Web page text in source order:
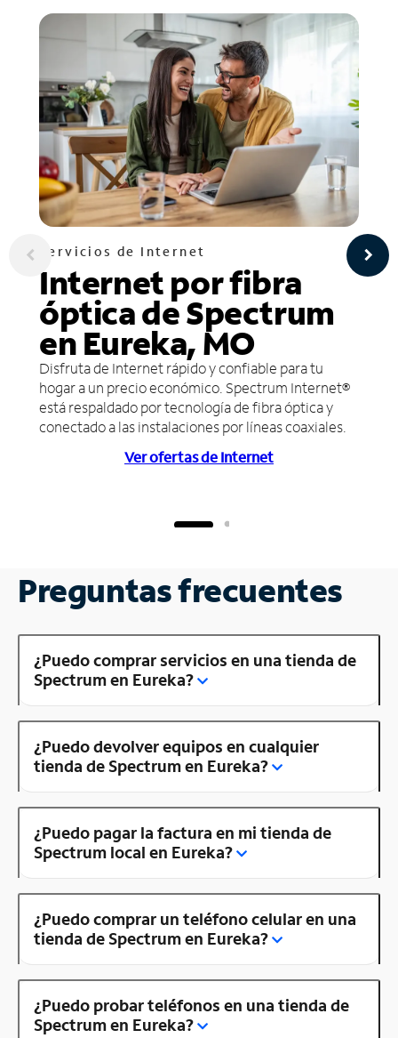
Servicios de Internet
Internet por fibra
óptica de Spectrum
en Eureka, MO
Disfruta de Internet rápido y confiable para tu
hogar a un precio económico. Spectrum Internet®
está respaldado por tecnología de fibra óptica y
conectado a las instalaciones por líneas coaxiales.
Ver ofertas de Internet
Preguntas frecuentes
¿Puedo comprar servicios en una tienda de
Spectrum en Eureka?
¿Puedo devolver equipos en cualquier
tienda de Spectrum en Eureka?
¿Puedo pagar la factura en mi tienda de
Spectrum local en Eureka?
¿Puedo comprar un teléfono celular en una
tienda de Spectrum en Eureka?
¿Puedo probar teléfonos en una tienda de
Spectrum en Eureka?